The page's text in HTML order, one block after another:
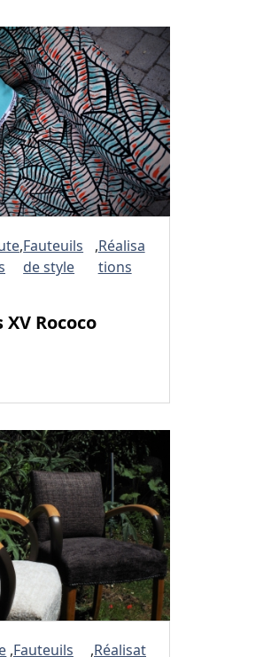
,Fauteuils
de style
,Réalisa
tions
Rococo
,Fauteuils
,Réalisat